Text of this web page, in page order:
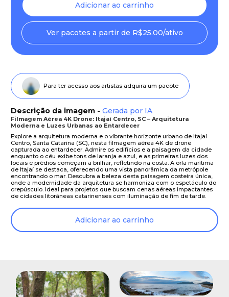
Adicionar ao carrinho
Ver pacotes a partir de R$25.00/ativo
Para ter acesso aos artistas adquira um pacote
Descrição da imagem - Gerada por IA
Filmagem Aérea 4K Drone: Itajaí Centro, SC – Arquitetura
Moderna e Luzes Urbanas ao Entardecer
Explore a arquitetura moderna e o vibrante horizonte urbano de Itajaí
Centro, Santa Catarina (SC), nesta filmagem aérea 4K de drone
capturada ao entardecer. Admire os edifícios e a paisagem da cidade
enquanto o céu exibe tons de laranja e azul, e as primeiras luzes dos
locais e prédios começam a brilhar, refletindo na costa. A orla marítima
de Itajaí se destaca, oferecendo uma vista panorâmica da metrópole
encontrando o mar. Descubra a beleza desta paisagem costeira única,
onde a modernidade da arquitetura se harmoniza com o espetáculo do
crepúsculo. Ideal para projetos que buscam cenas aéreas impactantes
de cidades litorâneas catarinenses com iluminação de fim de tarde.
Adicionar ao carrinho